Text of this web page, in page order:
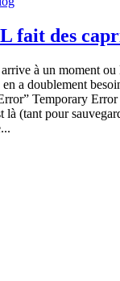
fait des
à un moment ou
a doublement
Temporary
là (tant pour